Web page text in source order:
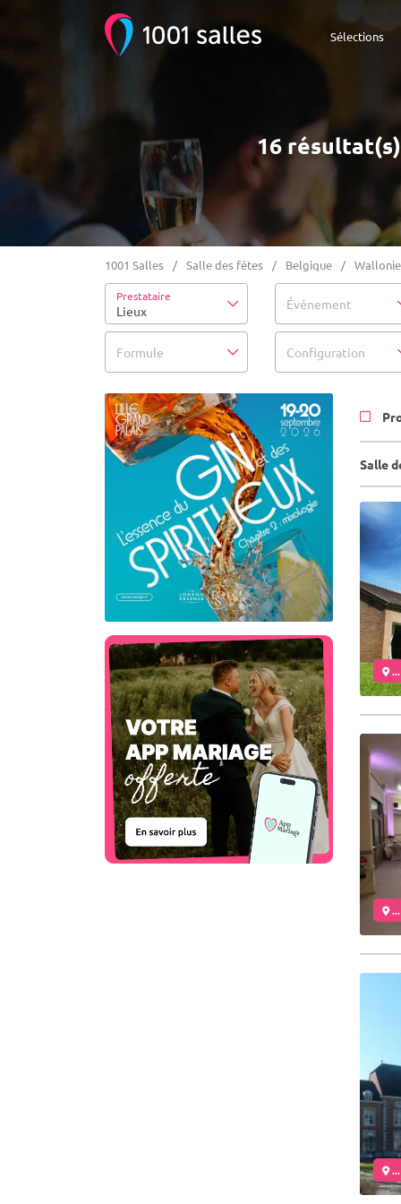
Sélections
16
1001 Salles Salle des fêtes Belgique Wallonie
Prestataire
Lieux Événement
Formule Configuration
Salle
...
...
...